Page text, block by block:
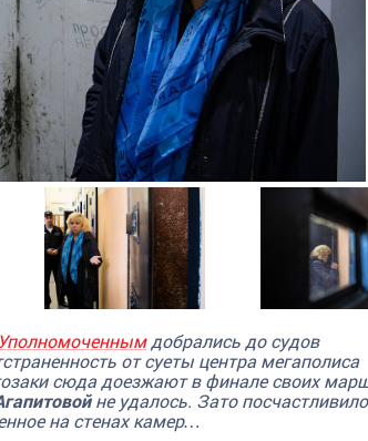
добрались до судов
от суеты центра мегаполиса
сюда доезжают в финале своих
не удалось. Зато
на стенах камер…